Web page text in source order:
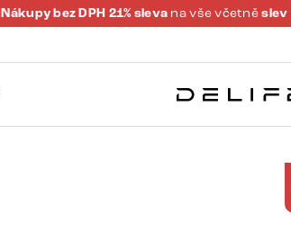
Nákupy bez DPH 21% sleva na vše včetněslev